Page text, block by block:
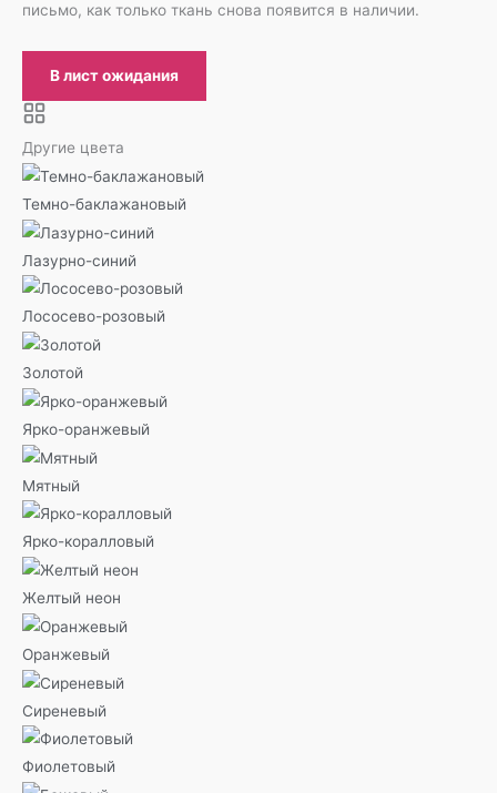
письмо, как только ткань снова появится в наличии.
В лист ожидания
Другие цвета
Темно-баклажановый
Лазурно-синий
Лососево-розовый
Золотой
Ярко-оранжевый
Мятный
Ярко-коралловый
Желтый неон
Оранжевый
Сиреневый
Фиолетовый